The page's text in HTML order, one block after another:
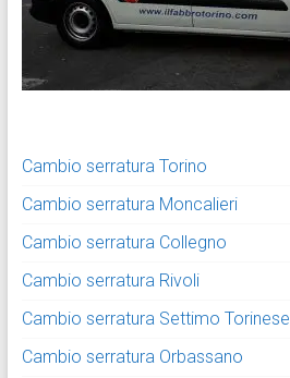
Cambio serratura Torino
Cambio serratura Moncalieri
Cambio serratura Collegno
Cambio serratura Rivoli
Cambio serratura Settimo Torinese
Cambio serratura Orbassano